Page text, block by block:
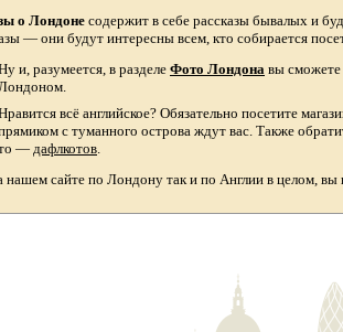
о Лондоне содержит в себе рассказы бывалых и
— они будут интересны всем, кто собирается
и, разумеется, в разделе Фото Лондона вы сможете
всё английское? Обязательно посетите
с туманного острова ждут вас. Также
— дафлкотов.
нашем сайте по Лондону так и по Англии в целом,